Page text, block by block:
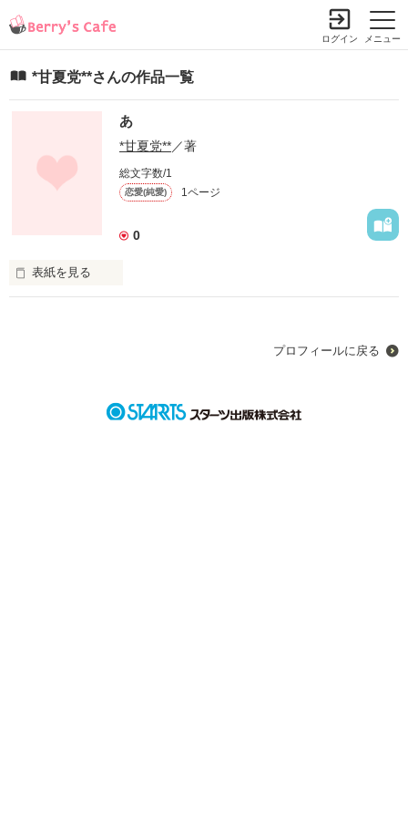
メニュー
ログイン
*甘夏党**さんの作品一覧
あ
*甘夏党**／著
総文字数/1
恋愛(純愛) 1ページ
0
表紙を見る
プロフィールに戻る